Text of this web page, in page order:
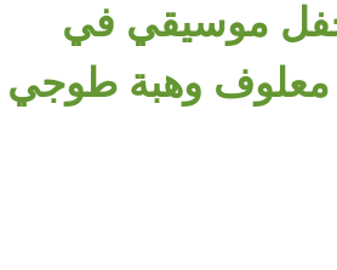
موسيقي في
معلوف وهبة طوجي